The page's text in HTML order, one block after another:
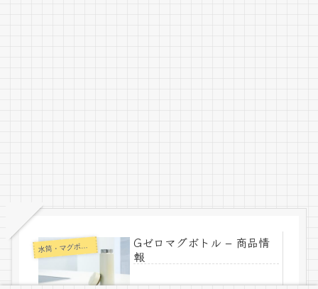
水
筒・マグボトル
Gゼロマグボトル – 商品情
報